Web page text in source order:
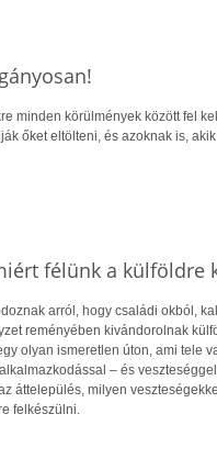
minden körülmények között fel
őket eltölteni, és azoknak is,
félünk a külföldre
arról, hogy családi okból,
reményében kivándorolnak
olyan ismeretlen úton, ami tele
– és
áttelepülés, milyen
felkészülni.